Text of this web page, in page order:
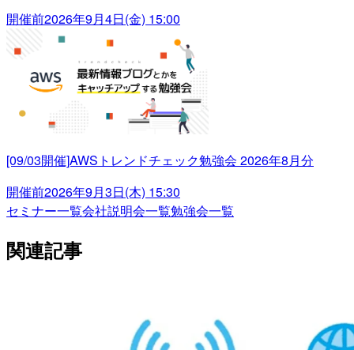
開催前2026年9月4日(金) 15:00
[09/03開催]AWSトレンドチェック勉強会 2026年8月分
開催前2026年9月3日(木) 15:30
セミナー一覧会社説明会一覧勉強会一覧
関連記事